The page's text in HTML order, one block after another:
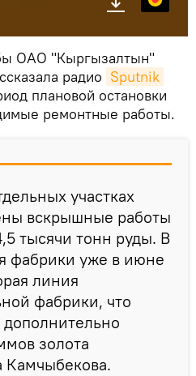
ОАО "Кыргызалтын"
радио Sputnik
плановой остановки
ремонтные работы.
участках
вскрышные работы
тысячи тонн руды. В
фабрики уже в июне
линия
фабрики, что
золота
Камчыбекова.